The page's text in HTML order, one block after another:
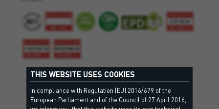
THIS WEBSITE USES COOKIES
In compliance with Regulation (EU) 2016/679 of the
European Parliament and of the Council of 27 April 2016,